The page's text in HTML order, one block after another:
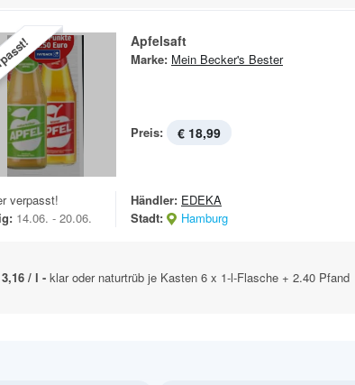
Apfelsaft
Marke: Mein Becker's Bester
Preis: € 18,99
verpasst!
14.06. - 20.06.
Händler: EDEKA
Stadt:
Hamburg
/ l - klar oder naturtrüb je Kasten 6 x 1-l-Flasche + 2.40 Pfand